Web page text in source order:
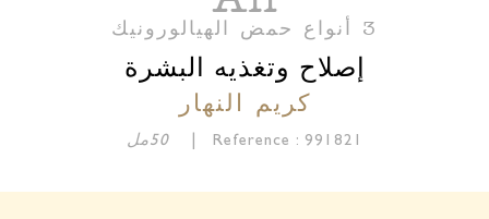
3 أنواع حمض الهيالورونيك
إصلاح وتغذيه البشرة
كريم النهار
Reference : 991821 | 50مل